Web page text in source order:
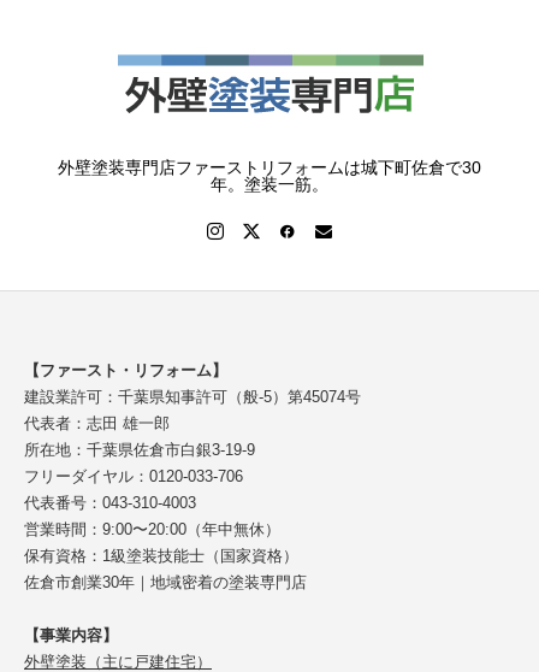
外壁塗装専門店ファーストリフォームは城下町佐倉で30
年。塗装一筋。
【ファースト・リフォーム】
建設業許可：千葉県知事許可（般-5）第45074号
代表者：志田 雄一郎
所在地：千葉県佐倉市白銀3-19-9
フリーダイヤル：0120-033-706
代表番号：043-310-4003
営業時間：9:00〜20:00（年中無休）
保有資格：1級塗装技能士（国家資格）
佐倉市創業30年｜地域密着の塗装専門店
【事業内容】
外壁塗装（主に戸建住宅）